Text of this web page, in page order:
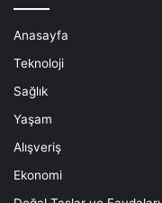
Anasayfa
Teknoloji
Sağlık
Yaşam
Alışveriş
Ekonomi